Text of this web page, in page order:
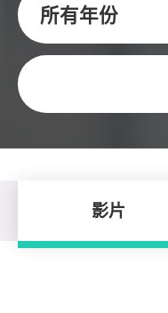
所有年份
关键字
影片